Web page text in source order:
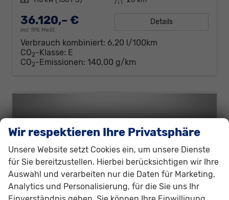
36.120,– €
incl. 19% MwSt.
Details
Verbrauch kombiniert: 6,20 l/100km
CO2-Klasse: E
CO2-Emissionen: 140,00 g/km
Wir respektieren Ihre Privatsphäre
Unsere Website setzt Cookies ein, um unsere Dienste
für Sie bereitzustellen. Hierbei berücksichtigen wir Ihre
Auswahl und verarbeiten nur die Daten für Marketing,
Analytics und Personalisierung, für die Sie uns Ihr